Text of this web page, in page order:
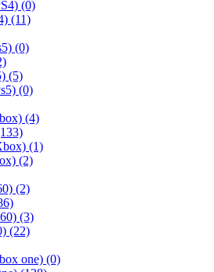
(0)
(11)
(0)
(5)
(0)
(4)
(1)
(2)
(2)
(3)
(22)
one) (0)